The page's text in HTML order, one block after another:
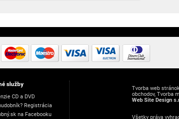
služby
CD a DVD
Registrácia
na Facebooku
Tvorba web
obchodov, Tvorba
Web Site Design
Všetky práva